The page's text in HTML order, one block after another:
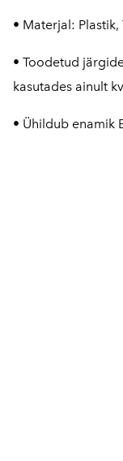
• Materjal: Plastik,
• Toodetud
kasutades ainult
• Ühildub enamik